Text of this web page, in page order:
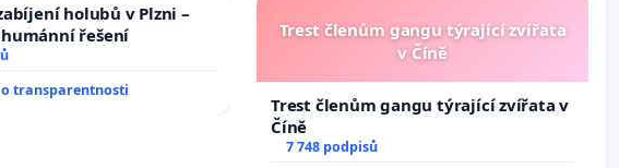
holubů v Plzni –
řešení
transparentnosti
Trest členům gangu týrající zvířata
v Číně
Trest členům gangu týrající zvířata v
Číně
7 748 podpisů